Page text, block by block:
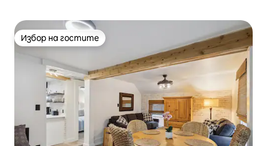
Избор на гостите
Избор на гостите